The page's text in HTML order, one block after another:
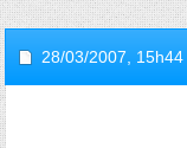
28/03/2007, 15h44